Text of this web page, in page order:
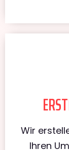
Wir
Ihren